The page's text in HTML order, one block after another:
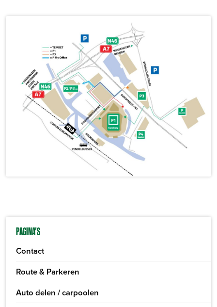
PAGINA'S
Contact
Route & Parkeren
Auto delen / carpoolen